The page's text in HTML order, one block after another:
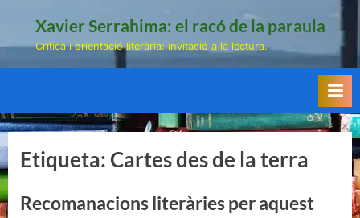
Xavier Serrahima: el racó de la paraula
Crítica i orientació literària: invitació a la lectura.
Etiqueta:Cartes des de la terra
Recomanacions literàries per aquest